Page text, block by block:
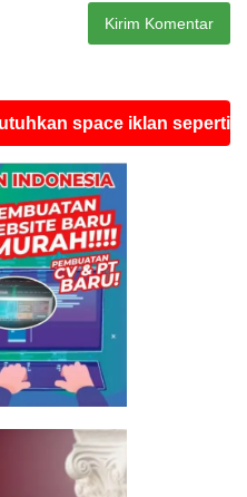
iklan seperti ini